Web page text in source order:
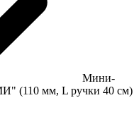
Мини-
(110 мм, L ручки 40 см)